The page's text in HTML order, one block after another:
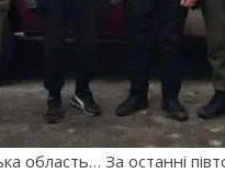
область… За останні